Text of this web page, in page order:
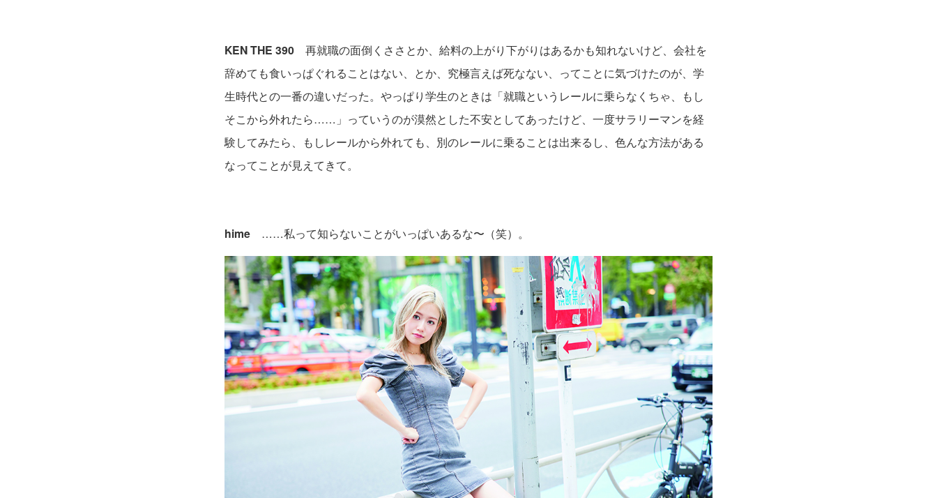
KEN THE 390 再就職の面倒くささとか、給料の上がり下がりはあるかも知れないけど、会社を
辞めても食いっぱぐれることはない、とか、究極言えば死なない、ってことに気づけたのが、学
生時代との一番の違いだった。やっぱり学生のときは「就職というレールに乗らなくちゃ、もし
そこから外れたら……」っていうのが漠然とした不安としてあったけど、一度サラリーマンを経
験してみたら、もしレールから外れても、別のレールに乗ることは出来るし、色んな方法がある
なってことが見えてきて。
hime ……私って知らないことがいっぱいあるな〜（笑）。